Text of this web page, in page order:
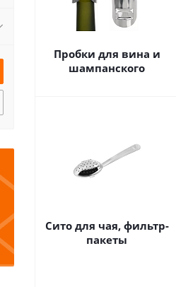
Пробки для вина и
шампанского
Сито для чая, фильтр-
пакеты